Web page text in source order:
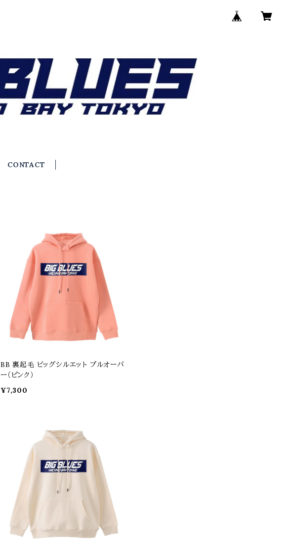
CONTACT
BB 裏起毛 ビッグシルエット プルオーバ
ー（ピンク）
¥7,300